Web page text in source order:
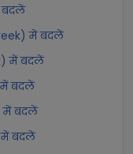
बदलें
में बदलें
में बदलें
में बदलें
में बदलें
में बदलें